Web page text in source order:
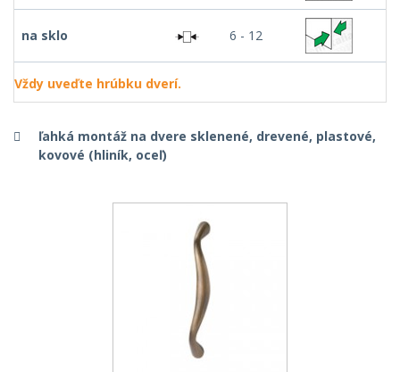
na sklo 6 - 12
Vždy uveďte hrúbku dverí.
ľahká montáž na dvere sklenené, drevené, plastové,
kovové (hliník, oceľ)